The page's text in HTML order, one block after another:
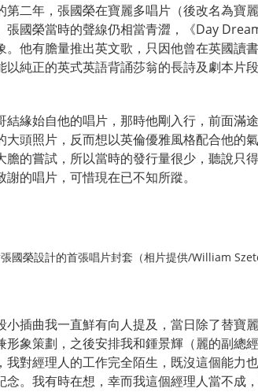
第二年，張國榮在寶麗多唱片（後改名為寶
張國榮當時的聲線仍相當青澀，《Day
。他有膽量推出英文歌，只因他曾在英國
以純正的英式英語背誦莎翁的長詩及劇本片
結緣始自他的唱片，那時他剛入行，前面滿
大頭照片，反而想以英倫優雅風格配合他的
膽的嘗試，所以當時的發行量很少，聽說只
謝的唱片，可惜現在已不知所蹤。
國榮設計的首張唱片封套（相片提供/William
小插曲我一直鮮有向人提及，當日除了替寶
形象策劃，之後安排我和鍾景輝（麗的副總
我對經理人的工作完全陌生，既沒這個能力
念。我有時在想，幸而我這個經理人當不成